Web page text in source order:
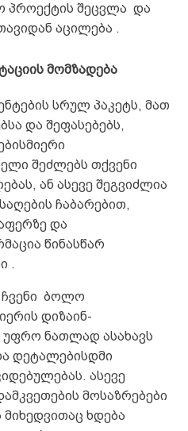
პროექტის შეცვლა და
აცილება .
მომზადება
სრულ პაკეტს, მათ
და შეფასებებს,
შეძლებს თქვენი
ან ასევე შეგვიძლია
ჩაბარებით,
და
წინასწარ
.
ბოლო
დიზაინ-
ნათლად ასახავს
დეტალებისდმი
ასევე
მოსაზრებები
ხდება